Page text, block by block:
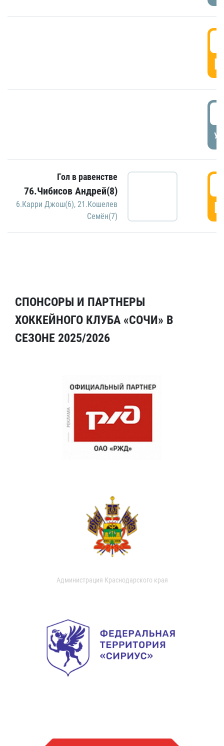
Гол в равенстве
76.Чибисов Андрей(8)
6.Карри Джош(6), 21.Кошелев
Семён(7)
СПОНСОРЫ И ПАРТНЕРЫ
ХОККЕЙНОГО КЛУБА «СОЧИ» В
СЕЗОНЕ 2025/2026
Администрация Краснодарского края